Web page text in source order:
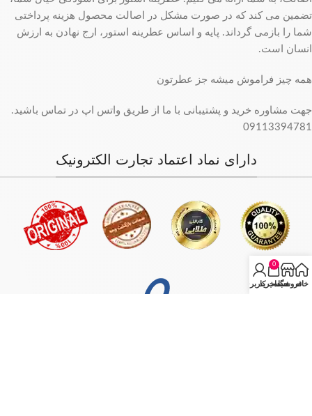
تضمین می کند که در صورت مشکل در اصالت محصول هزینه پرداختی
شما را بازمی گرداند. پایه و اساس عطرینه استور، ارج نهادن به ارزش
انسان است.
همه چیز فراموش میشه جز عطرتون
جهت مشاوره خرید و پشتیبانی با ما از طریق واتس اپ در تماس باشید.
09113394781
دارای نماد اعتماد تجارت الکترونیک
خانهفروشگاه
0
سبد خرید
حساب کاربری من